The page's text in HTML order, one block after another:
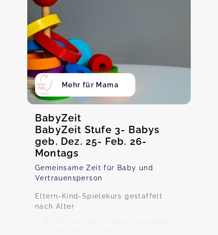
Mehr für Mama
BabyZeit
BabyZeit Stufe 3- Babys
geb. Dez. 25- Feb. 26-
Montags
Gemeinsame Zeit für Baby und
Vertrauensperson
Eltern-Kind-Spielekurs gestaffelt
nach Alter
Stiftstraße 10, 67435 Neustadt
an der Weinstraße